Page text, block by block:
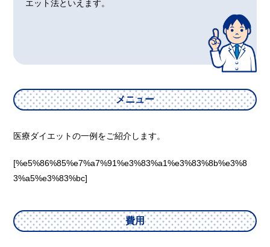
エット法といえます。
メニュー
医療ダイエットの一例をご紹介します。
[%e5%86%85%e7%a7%91%e3%83%a1%e3%83%8b%e3%8
3%a5%e3%83%bc]
費用